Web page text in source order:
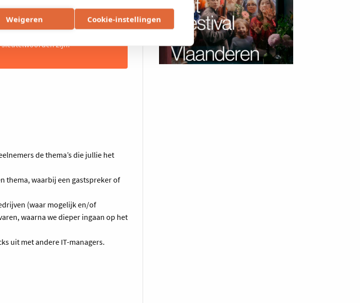
Weigeren Cookie-instellingen
je niet alleen frisse
voor staat. De sessies en
door een strikte
zijn.
de thema’s die jullie het
thema, waarbij een gastspreker of
(waar mogelijk en/of
waarna we dieper ingaan op het
uit met andere IT-managers.